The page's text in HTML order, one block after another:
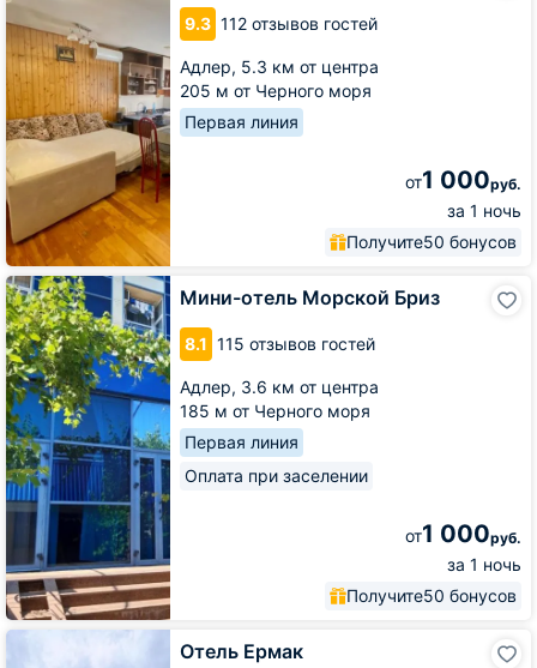
9.3 112 отзывов гостей
Адлер, 5.3 км от центра
205 м от Черного моря
Первая линия
от1 000руб.
за 1 ночь
Получите50 бонусов
Мини-отель Морской Бриз
8.1 115 отзывов гостей
Адлер, 3.6 км от центра
185 м от Черного моря
Первая линия
Оплата при заселении
от1 000руб.
за 1 ночь
Получите50 бонусов
Мини-
отель
Морской
Бриз
Отель Ермак
Отель